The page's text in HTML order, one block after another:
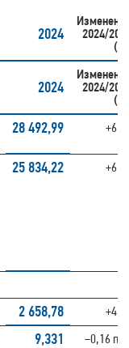
2024
2024/
2024
2024/
28 492,99
25 834,22
2 658,78
9,331
−0,16 п.